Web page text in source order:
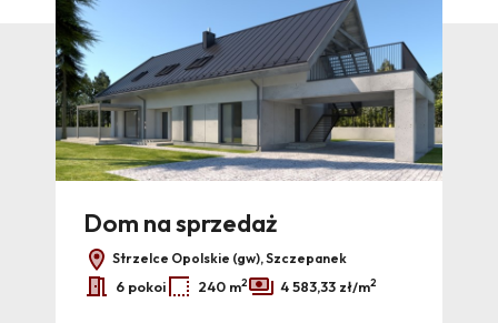
Dom na sprzedaż
Strzelce Opolskie (gw), Szczepanek
6 pokoi 240 m2 4 583,33 zł/m2